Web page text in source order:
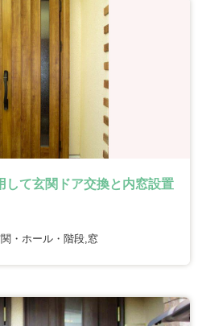
て玄関ドア交換と内窓設置
・ホール・階段,窓